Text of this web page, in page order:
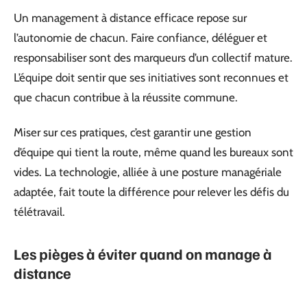
Un management à distance efficace repose sur
l’autonomie de chacun. Faire confiance, déléguer et
responsabiliser sont des marqueurs d’un collectif mature.
L’équipe doit sentir que ses initiatives sont reconnues et
que chacun contribue à la réussite commune.
Miser sur ces pratiques, c’est garantir une gestion
d’équipe qui tient la route, même quand les bureaux sont
vides. La technologie, alliée à une posture managériale
adaptée, fait toute la différence pour relever les défis du
télétravail.
Les pièges à éviter quand on manage à
distance